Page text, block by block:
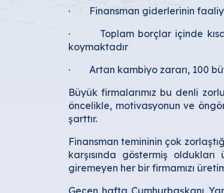
· Finansman giderlerinin faaliyet
· Toplam borçlar içinde kısa
koymaktadır
· Artan kambiyo zararı, 100
Büyük firmalarımız bu denli
öncelikle, motivasyonun ve
şarttır.
Finansman temininin çok
karşısında göstermiş
giremeyen her bir firmamızı
Geçen hafta Cumhurbaşkanı